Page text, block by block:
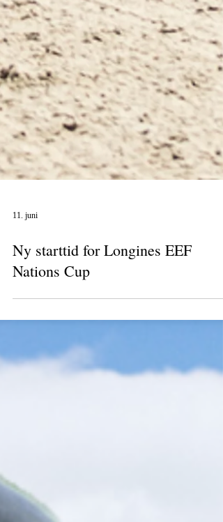
11. juni
Ny starttid for Longines EEF
Nations Cup